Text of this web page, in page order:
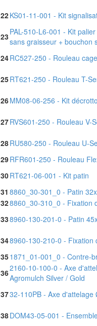
22KS01-11-001 - Kit
23PAL-510-L6-001 - Kit
sans graisseur + bouchon
24RC527-250 - Rouleau
25RT621-250 - Rouleau T-
26MM08-06-256 - Kit
27RVS601-250 - Rouleau V-
28RU580-250 - Rouleau U-
29RFR601-250 - Rouleau
30RT621-06-001 - Kit patin
31 8860_30-301_0 - Patin
328860_30-310_0 - Fixation
338960-130-201-0 - Patin
348960-130-210-0 - Fixation
351871_01-001_0 - Contre-
362160-10-100-0 - Axe
Agromulch Silver / Gold
3732-110PB - Axe
38DOM43-05-001 -